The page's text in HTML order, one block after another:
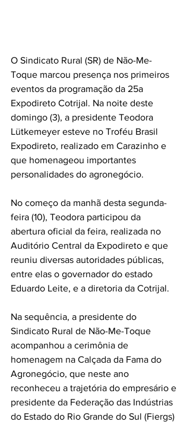
O Sindicato Rural (SR) de Não-Me-
Toque marcou presença nos primeiros
eventos da programação da 25a
Expodireto Cotrijal. Na noite deste
domingo (3), a presidente Teodora
Lütkemeyer esteve no Troféu Brasil
Expodireto, realizado em Carazinho e
que homenageou importantes
personalidades do agronegócio.
No começo da manhã desta segunda-
feira (10), Teodora participou da
abertura oficial da feira, realizada no
Auditório Central da Expodireto e que
reuniu diversas autoridades públicas,
entre elas o governador do estado
Eduardo Leite, e a diretoria da Cotrijal.
Na sequência, a presidente do
Sindicato Rural de Não-Me-Toque
acompanhou a cerimônia de
homenagem na Calçada da Fama do
Agronegócio, que neste ano
reconheceu a trajetória do empresário e
presidente da Federação das Indústrias
do Estado do Rio Grande do Sul (Fiergs)